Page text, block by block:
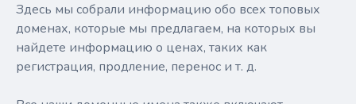
Здесь мы собрали информацию обо всех топовых
доменах, которые мы предлагаем, на которых вы
найдете информацию о ценах, таких как
регистрация, продление, перенос и т. д.